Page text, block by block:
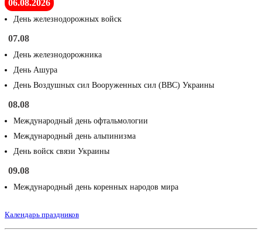
06.08.2026
День железнодорожных войск
07.08
День железнодорожника
День Ашура
День Воздушных сил Вооруженных сил (ВВС) Украины
08.08
Международный день офтальмологии
Международный день альпинизма
День войск связи Украины
09.08
Международный день коренных народов мира
Календарь праздников